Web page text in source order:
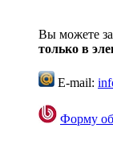
Вы можете
только в
E-mail:
Форму